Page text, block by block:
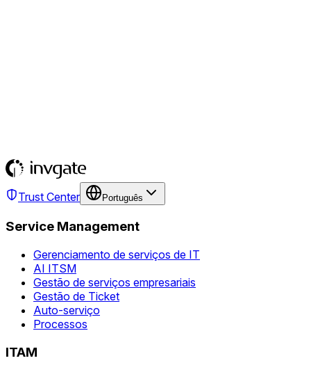
Trust Center Português
Service Management
Gerenciamento de serviços de IT
AI ITSM
Gestão de serviços empresariais
Gestão de Ticket
Auto-serviço
Processos
ITAM